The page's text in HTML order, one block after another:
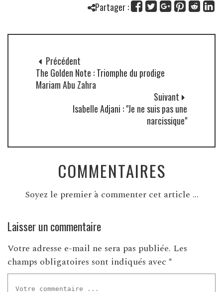
Partager :
Précédent
The Golden Note : Triomphe du prodige
Mariam Abu Zahra
Suivant
Isabelle Adjani : "Je ne suis pas une
narcissique"
COMMENTAIRES
Soyez le premier à commenter cet article ...
Laisser un commentaire
Votre adresse e-mail ne sera pas publiée. Les
champs obligatoires sont indiqués avec *